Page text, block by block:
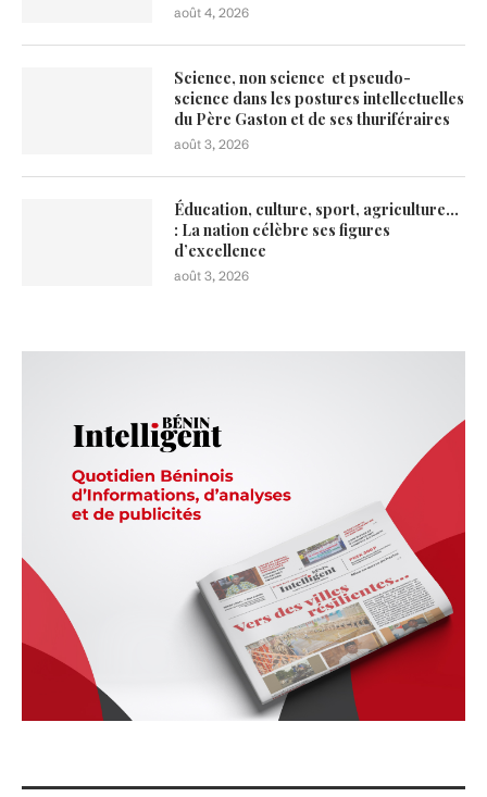
août 4, 2026
Science, non science et pseudo-
science dans les postures intellectuelles
du Père Gaston et de ses thuriféraires
août 3, 2026
Éducation, culture, sport, agriculture…
: La nation célèbre ses figures
d’excellence
août 3, 2026